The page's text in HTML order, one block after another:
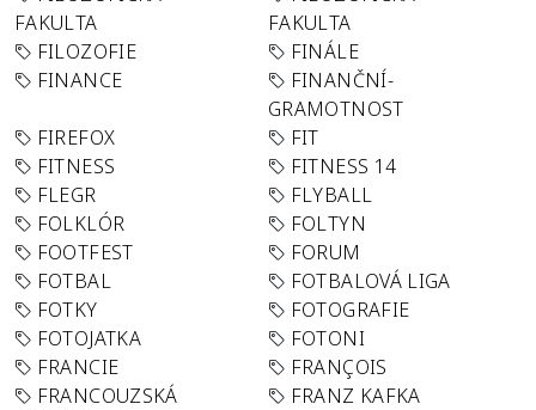
FAKULTA
FAKULTA
FILOZOFIE
FINÁLE
FINANCE
FINANČNÍ-
GRAMOTNOST
FIREFOX
FIT
FITNESS
FITNESS 14
FLEGR
FLYBALL
FOLKLÓR
FOLTYN
FOOTFEST
FORUM
FOTBAL
FOTBALOVÁ LIGA
FOTKY
FOTOGRAFIE
FOTOJATKA
FOTONI
FRANCIE
FRANÇOIS
FRANCOUZSKÁ
FRANZ KAFKA